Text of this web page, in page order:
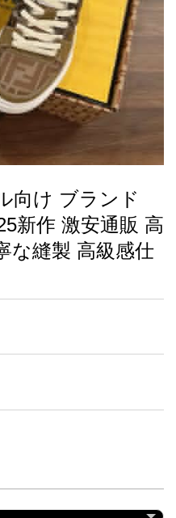
向け ブランド
新作 激安通販 高
な縫製 高級感仕